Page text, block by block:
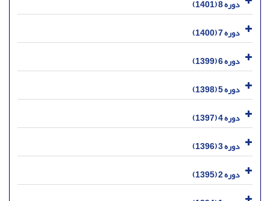
دوره 8 (1401)
دوره 7 (1400)
دوره 6 (1399)
دوره 5 (1398)
دوره 4 (1397)
دوره 3 (1396)
دوره 2 (1395)